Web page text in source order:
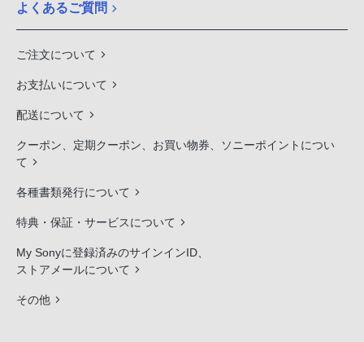
よくあるご質問
ご注文について
お支払いについて
配送について
クーポン、定期クーポン、お買い物券、ソニーポイントについ
て
各種書類発行について
特典・保証・サービスについて
My Sonyに登録済みのサインインID、
ストアメールについて
その他